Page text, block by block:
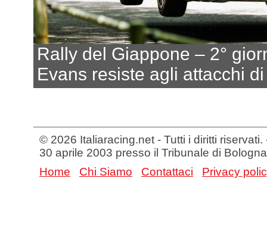
Rally del Giappone – 2°
Evans resiste agli attacchi
© 2026 Italiaracing.net - Tutti i diritti
30 aprile 2003 presso il Tribunale di Bologna
Home
Chi Siamo Contattaci Privacy